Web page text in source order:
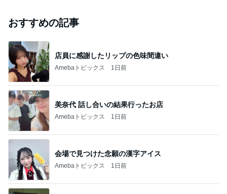
おすすめの記事
店員に感謝したリップの色味間違い
Amebaトピックス 1日前
美奈代 話し合いの結果行ったお店
Amebaトピックス 1日前
会場で見つけた念願の漢字アイス
Amebaトピックス 1日前